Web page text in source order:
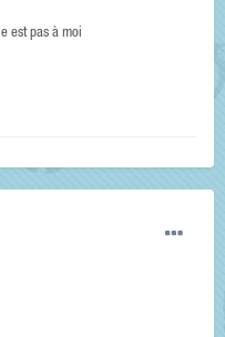
est pas à moi